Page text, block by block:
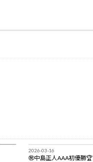
BLOG
2026-03-16
㊗️中島正人AAA初優勝🏆